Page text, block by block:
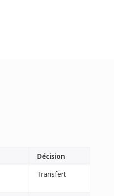
Décision
Transfert